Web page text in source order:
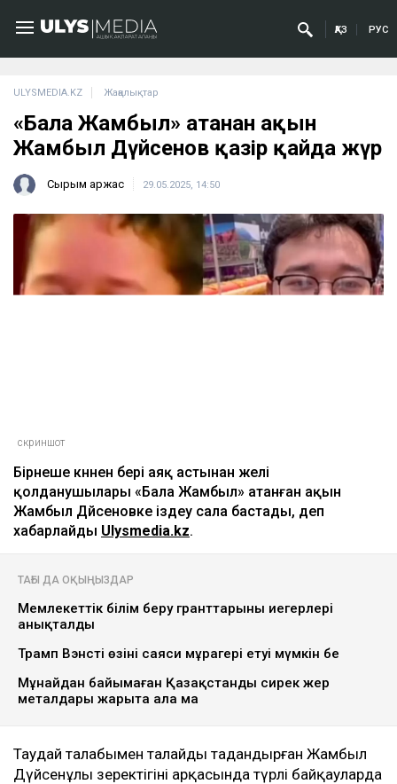
ҚАЗ РУС
ULYSMEDIA.KZ Жаңалықтар
«Бала Жамбыл» атанған ақын
Жамбыл Дүйсенов қазір қайда жүр
Сырым Қаржас 29.05.2025, 14:50
скриншот
Бірнеше күннен бері аяқ астынан желі
қолданушылары «Бала Жамбыл» атанған ақын
Жамбыл Дүйсеновке іздеу сала бастады, деп
хабарлайды Ulysmedia.kz.
ТАҒЫ ДА ОҚЫҢЫЗДАР
Мемлекеттік білім беру гранттарының иегерлері
анықталды
Трамп Вэнсті өзінің саяси мұрагері етуі мүмкін бе
Мұнайдан байымаған Қазақстанды сирек жер
металдары жарыта ала ма
Таудай талабымен талайды таңдандырған Жамбыл
Дүйсенұлы зеректігінің арқасында түрлі байқауларда